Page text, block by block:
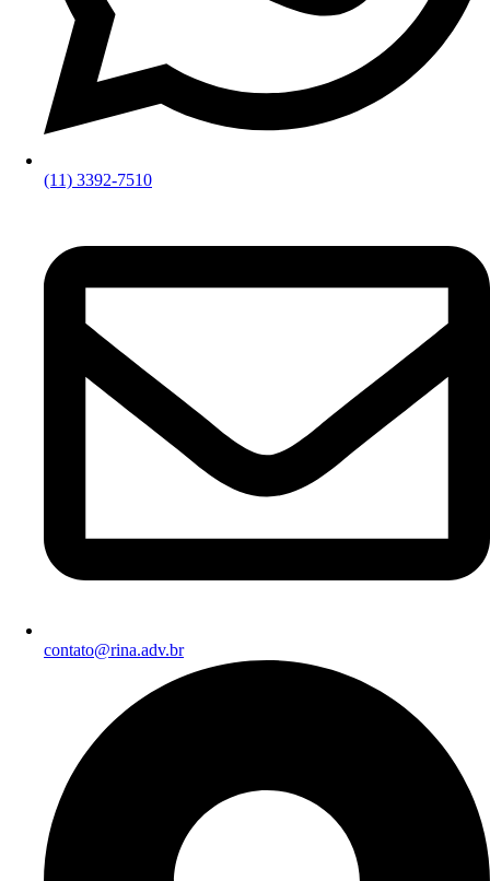
(11) 3392-7510
contato@rina.adv.br